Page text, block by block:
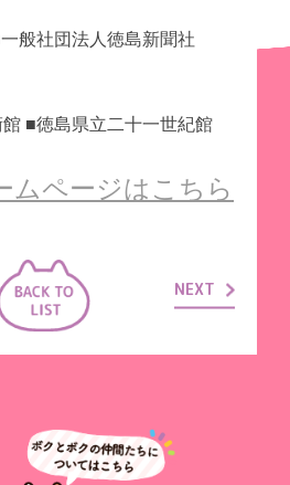
般社団法人徳島新聞社
■徳島県立二十一世紀館
ムページはこちら
NEXT